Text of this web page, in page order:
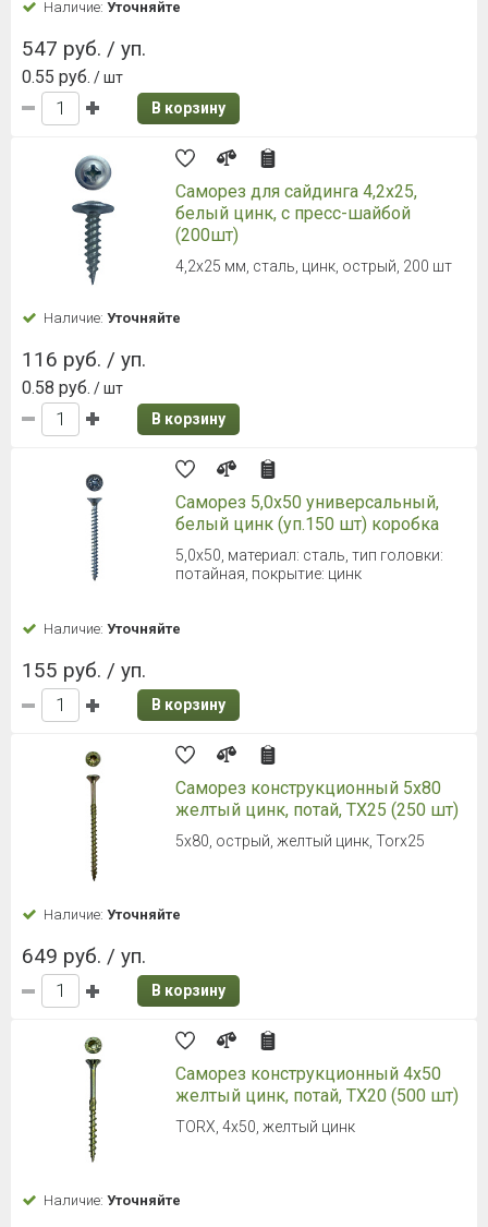
Наличие: Уточняйте
547 руб. / уп.
0.55 руб. / шт
В корзину
Саморез для сайдинга 4,2х25,
белый цинк, с пресс-шайбой
(200шт)
4,2х25 мм, сталь, цинк, острый, 200 шт
Наличие: Уточняйте
116 руб. / уп.
0.58 руб. / шт
В корзину
Саморез 5,0х50 универсальный,
белый цинк (уп.150 шт) коробка
5,0х50, материал: сталь, тип головки:
потайная, покрытие: цинк
Наличие: Уточняйте
155 руб. / уп.
В корзину
Саморез конструкционный 5x80
желтый цинк, потай, TX25 (250 шт)
5x80, острый, желтый цинк, Torx25
Наличие: Уточняйте
649 руб. / уп.
В корзину
Саморез конструкционный 4x50
желтый цинк, потай, TX20 (500 шт)
TORX, 4x50, желтый цинк
Наличие: Уточняйте